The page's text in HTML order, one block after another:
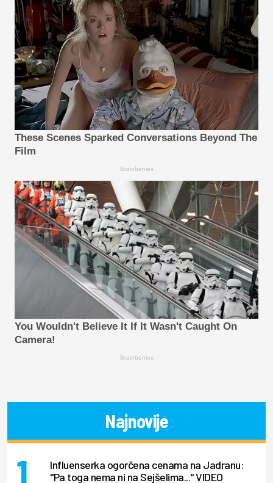
These Scenes Sparked Conversations Beyond The
Film
Brainberries
You Wouldn't Believe It If It Wasn't Caught On
Camera!
Brainberries
Najnovije
Influenserka ogorčena cenama na Jadranu:
"Pa toga nema ni na Sejšelima..." VIDEO